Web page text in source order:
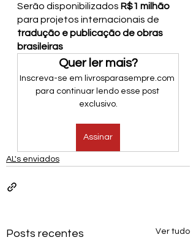
Serão disponibilizados R$1 milhão
para projetos internacionais de
tradução e publicação de obras
brasileiras
Quer ler mais?
Inscreva-se em livrosparasempre.com
para continuar lendo esse post
exclusivo.
Assinar
AL's enviados
Posts recentes Ver tudo